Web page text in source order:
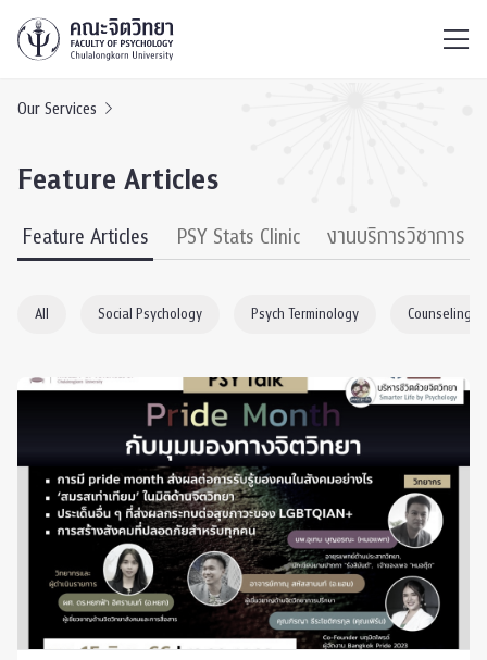
Our Services
Feature Articles
Feature Articles PSY Stats Clinic งานบริการวิชาการ
All Social Psychology Psych Terminology Counseling